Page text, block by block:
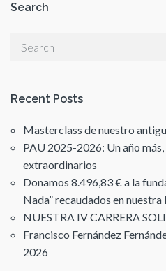
Search
Recent Posts
Masterclass de nuestro
PAU 2025-2026: Un año
extraordinarios
Donamos 8.496,83 € a la
Nada” recaudados en
NUESTRA IV CARRERA
Francisco Fernández
2026